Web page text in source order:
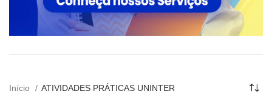
Início ATIVIDADES PRÁTICAS UNINTER